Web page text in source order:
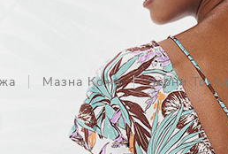
Мазна Кожа Черни Точки